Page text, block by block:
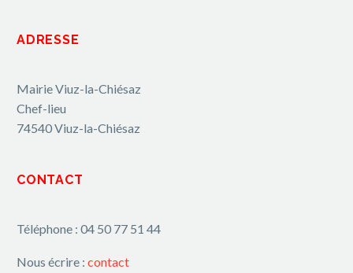
ADRESSE
Mairie Viuz-la-Chiésaz
Chef-lieu
74540 Viuz-la-Chiésaz
CONTACT
Téléphone : 04 50 77 51 44
Nous écrire : contact